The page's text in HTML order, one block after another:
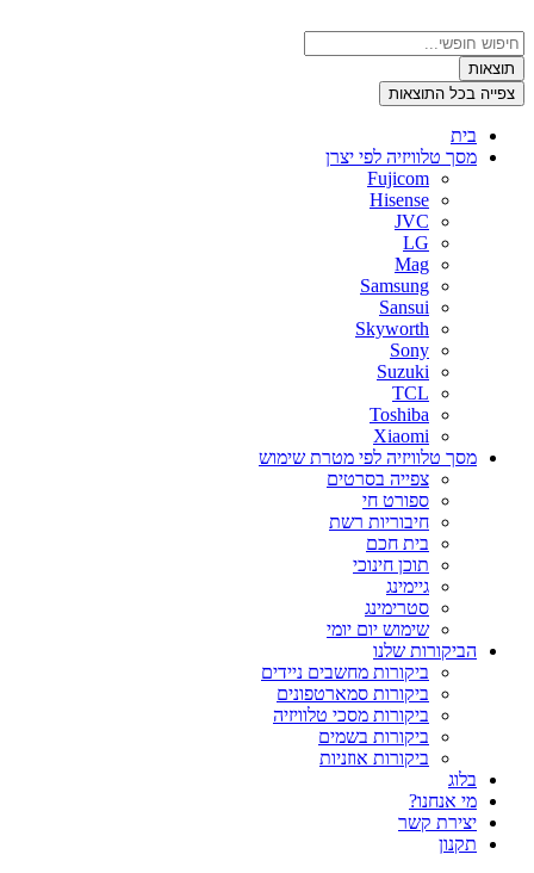
לתוכן
Search
...תוצאות
צפייה בכל התוצאות
בית
מסך טלוויזיה לפי יצרן
Fujicom
Hisense
JVC
LG
Mag
Samsung
Sansui
Skyworth
Sony
Suzuki
TCL
Toshiba
Xiaomi
מסך טלוויזיה לפי מטרת שימוש
צפייה בסרטים
ספורט חי
חיבוריות רשת
בית חכם
תוכן חינוכי
גיימינג
סטרימינג
שימוש יום יומי
הביקורות שלנו
ביקורות מחשבים ניידים
ביקורות סמארטפונים
ביקורות מסכי טלוויזיה
ביקורות בשמים
ביקורות אוזניות
בלוג
מי אנחנו?
יצירת קשר
תקנון